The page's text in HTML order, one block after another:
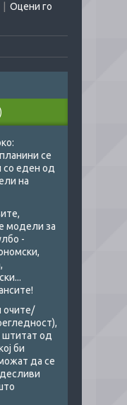
Оцени го
се
со еден од
на
модели за
-
очите/
штитат од
би
да се